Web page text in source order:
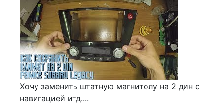
Хочу заменить штатную магнитолу на 2 дин с
навигацией итд....